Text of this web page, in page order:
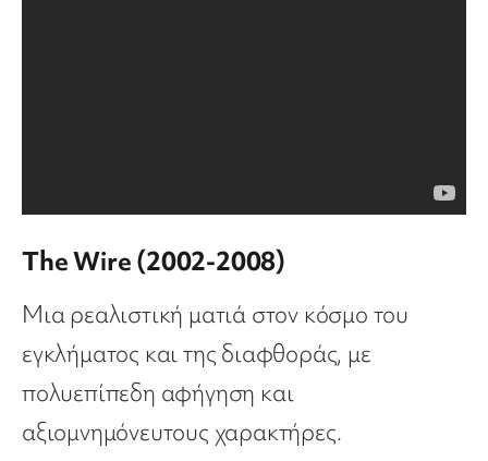
The Wire (2002-2008)
Μια ρεαλιστική ματιά στον κόσμο του
εγκλήματος και της διαφθοράς, με
πολυεπίπεδη αφήγηση και
αξιομνημόνευτους χαρακτήρες.